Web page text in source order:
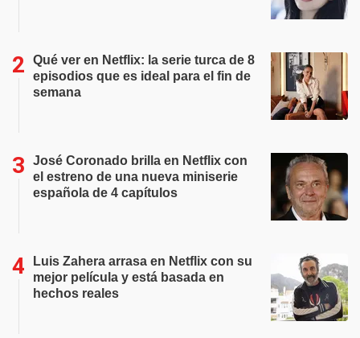
Qué ver en Netflix: la serie turca de 8
episodios que es ideal para el fin de
semana
José Coronado brilla en Netflix con
el estreno de una nueva miniserie
española de 4 capítulos
Luis Zahera arrasa en Netflix con su
mejor película y está basada en
hechos reales